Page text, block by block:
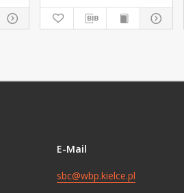
E-Mail
sbc@wbp.kielce.pl